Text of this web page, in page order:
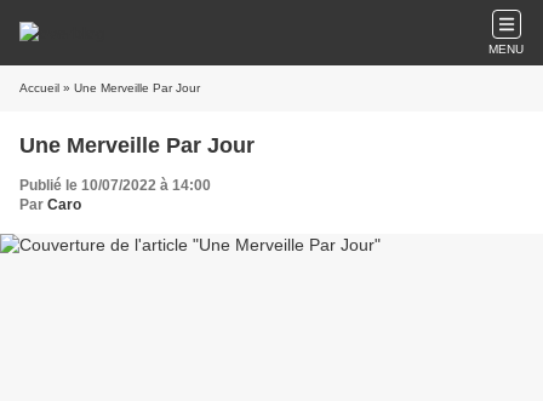
MENU
Accueil » Une Merveille Par Jour
Une Merveille Par Jour
Publié le 10/07/2022 à 14:00
Par Caro